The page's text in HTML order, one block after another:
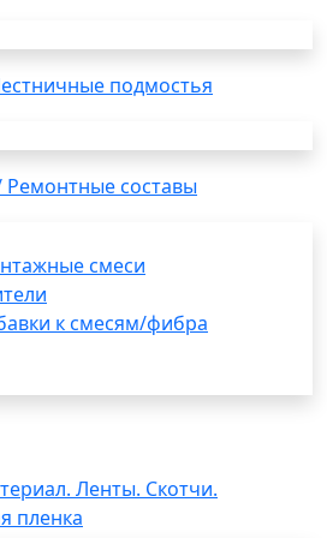
подмостья
Ремонтные составы
смеси
к смесям/фибра
Ленты. Скотчи.
пленка